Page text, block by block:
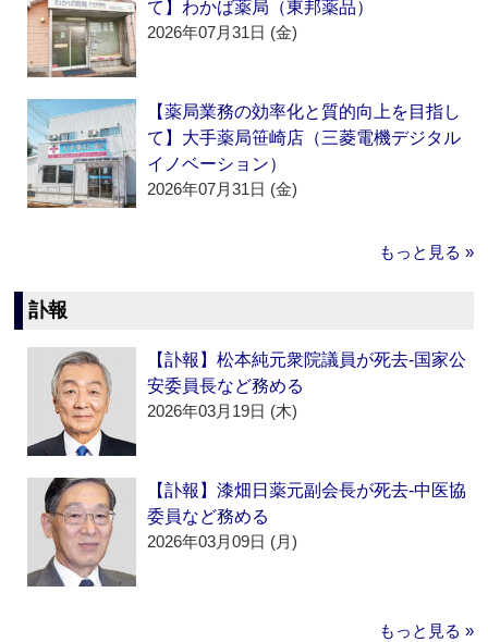
て】わかば薬局（東邦薬品）
2026年07月31日 (金)
【薬局業務の効率化と質的向上を目指し
て】大手薬局笹崎店（三菱電機デジタル
イノベーション）
2026年07月31日 (金)
もっと見る »
訃報
【訃報】松本純元衆院議員が死去‐国家公
安委員長など務める
2026年03月19日 (木)
【訃報】漆畑日薬元副会長が死去‐中医協
委員など務める
2026年03月09日 (月)
もっと見る »